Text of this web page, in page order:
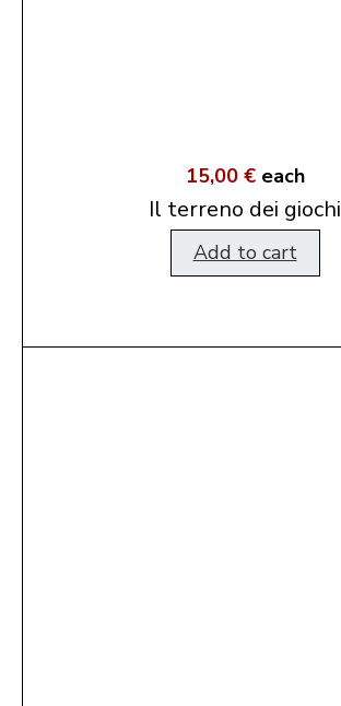
15,00 € each
Il terreno dei giochi
Add to cart